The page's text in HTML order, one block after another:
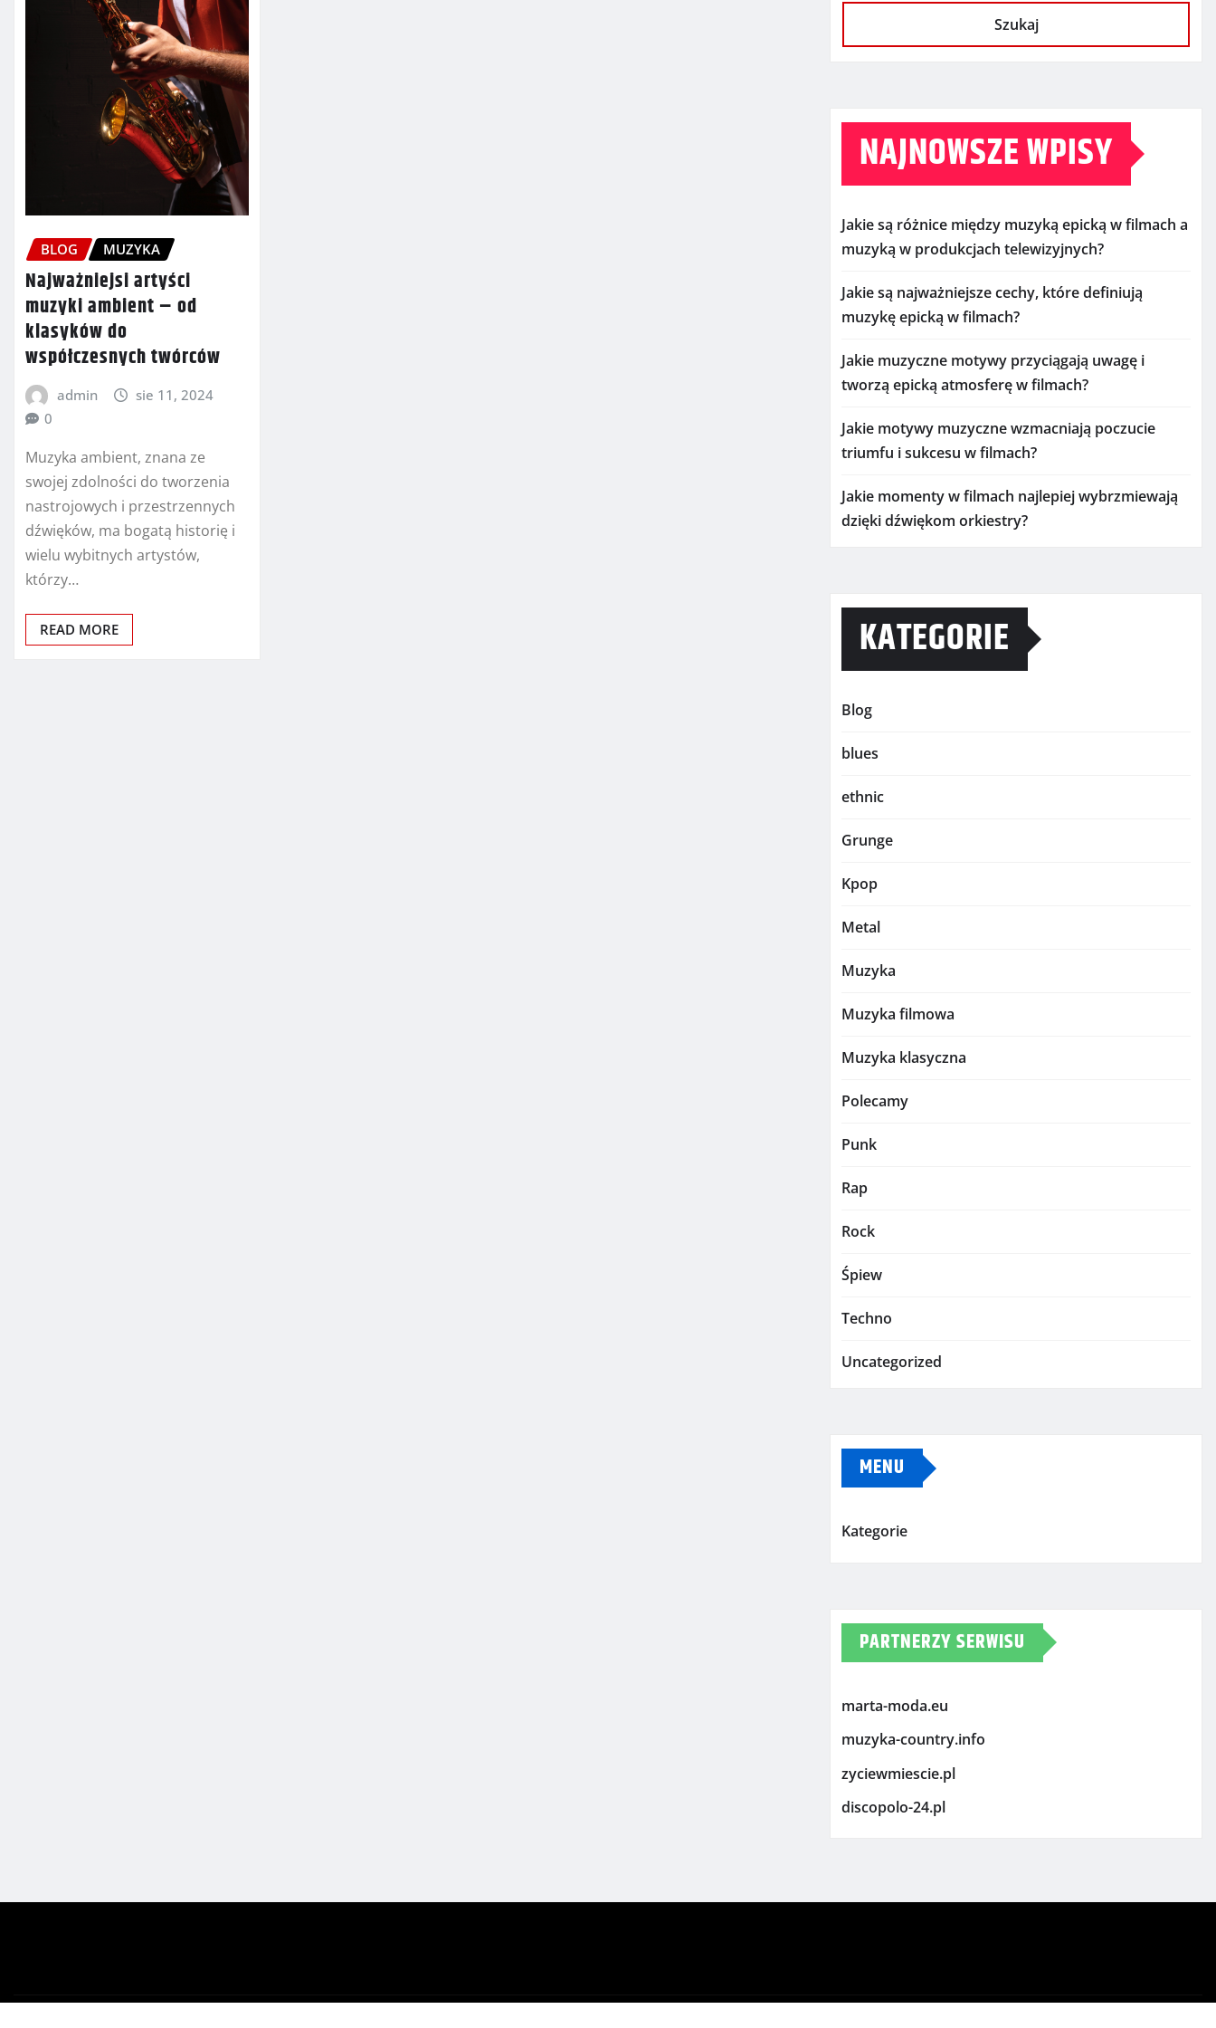
BLOG MUZYKA
Najważniejsi artyści
muzyki ambient – od
klasyków do
współczesnych twórców
admin
sie 11, 2024
0
Muzyka ambient, znana ze
swojej zdolności do tworzenia
nastrojowych i przestrzennych
dźwięków, ma bogatą historię i
wielu wybitnych artystów,
którzy…
READ MORE
Szukaj
NAJNOWSZE WPISY
Jakie są różnice między muzyką epicką w filmach a
muzyką w produkcjach telewizyjnych?
Jakie są najważniejsze cechy, które definiują
muzykę epicką w filmach?
Jakie muzyczne motywy przyciągają uwagę i
tworzą epicką atmosferę w filmach?
Jakie motywy muzyczne wzmacniają poczucie
triumfu i sukcesu w filmach?
Jakie momenty w filmach najlepiej wybrzmiewają
dzięki dźwiękom orkiestry?
KATEGORIE
Blog
blues
ethnic
Grunge
Kpop
Metal
Muzyka
Muzyka filmowa
Muzyka klasyczna
Polecamy
Punk
Rap
Rock
Śpiew
Techno
Uncategorized
MENU
Kategorie
PARTNERZY SERWISU
marta-moda.eu
muzyka-country.info
zyciewmiescie.pl
discopolo-24.pl